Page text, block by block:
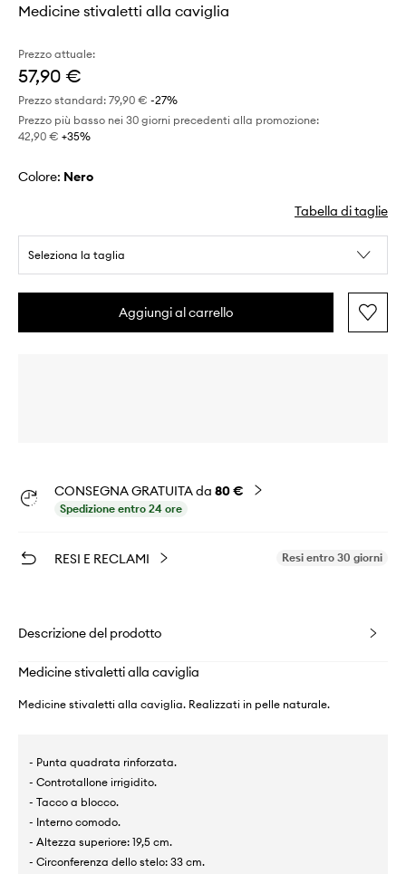
Medicine stivaletti alla caviglia
Prezzo attuale:
57,90 €
Prezzo standard: 79,90 € -27%
Prezzo più basso nei 30 giorni precedenti alla promozione:
42,90 € +35%
Colore: nero
Tabella di taglie
Seleziona la taglia
Aggiungi al carrello
CONSEGNA GRATUITA da 80 €
Spedizione entro 24 ore
RESI E RECLAMI Resi entro 30 giorni
Descrizione del prodotto
Medicine stivaletti alla caviglia
Medicine stivaletti alla caviglia. Realizzati in pelle naturale.
- Punta quadrata rinforzata.
- Controtallone irrigidito.
- Tacco a blocco.
- Interno comodo.
- Altezza superiore: 19,5 cm.
- Circonferenza dello stelo: 33 cm.